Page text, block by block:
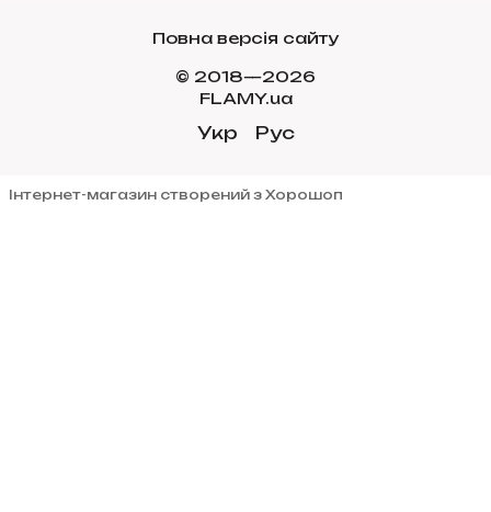
Повна версія сайту
© 2018—2026
FLAMY.ua
Укр Рус
Інтернет-магазин створений з Хорошоп